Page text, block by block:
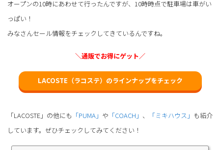
オープンの10時にあわせて行ったんですが、10時時点で駐車場は車がい
っぱい！
みなさんセール情報をチェックしてきているんですね。
＼通販でお得にゲット／
LACOSTE（ラコステ）のラインナップをチェック
「LACOSTE」の他にも 「PUMA」 や 「COACH」 、 「ミキハウス」 も紹介
しています。ぜひチェックしてみてください！